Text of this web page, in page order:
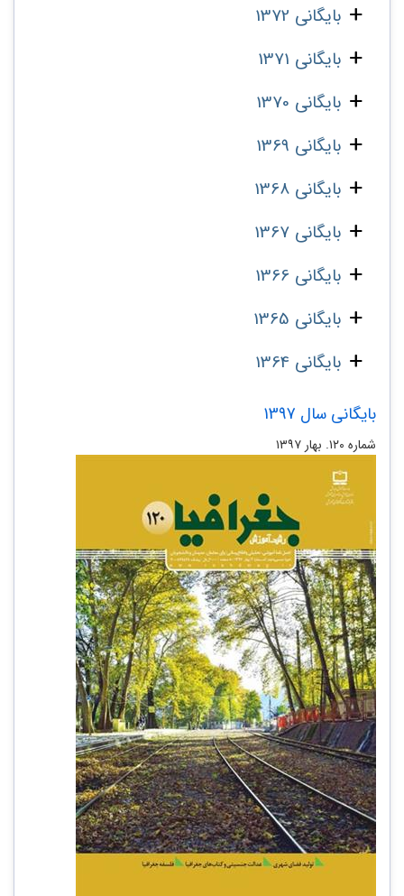
بایگانی 1372
بایگانی 1371
بایگانی 1370
بایگانی 1369
بایگانی 1368
بایگانی 1367
بایگانی 1366
بایگانی 1365
بایگانی 1364
بایگانی سال 1397
شماره ۱۲۰. بهار ۱۳۹۷